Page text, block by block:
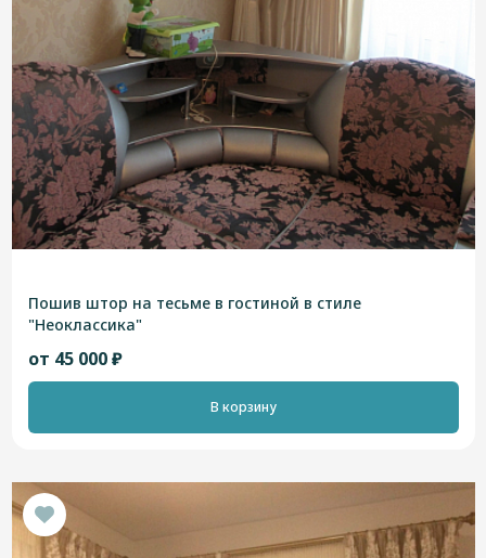
Пошив штор на тесьме в гостиной в стиле
"Неоклассика"
от 45 000 ₽
В корзину